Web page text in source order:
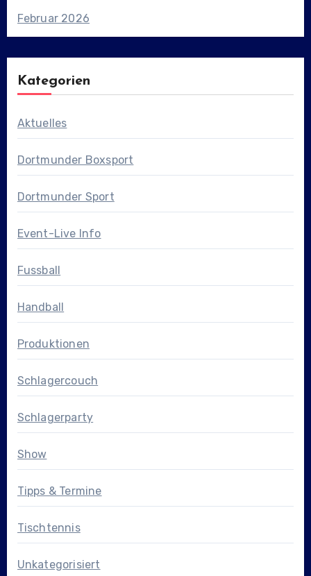
Februar 2026
Kategorien
Aktuelles
Dortmunder Boxsport
Dortmunder Sport
Event-Live Info
Fussball
Handball
Produktionen
Schlagercouch
Schlagerparty
Show
Tipps & Termine
Tischtennis
Unkategorisiert